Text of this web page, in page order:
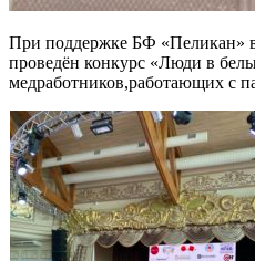
При поддержке БФ «Пеликан»
проведён конкурс «Люди в
медработников,работающих с